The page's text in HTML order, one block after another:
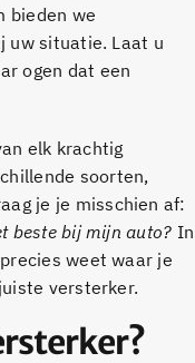
bieden we
uw situatie. Laat u
ogen dat een
elk krachtig
soorten,
je je misschien af:
beste bij mijn auto? In
weet waar je
versterker.